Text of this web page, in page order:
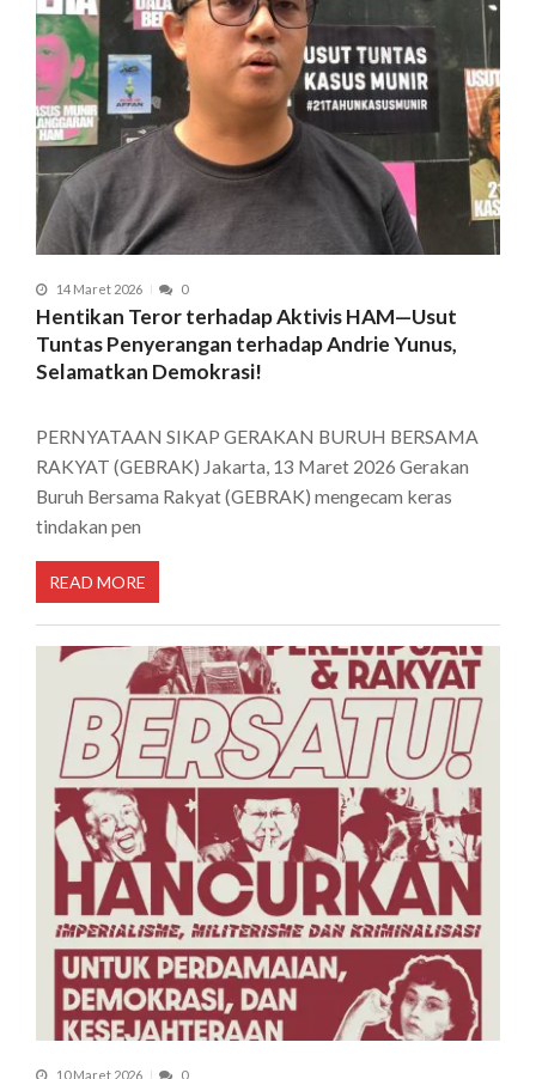
14 Maret 2026 0
Hentikan Teror terhadap Aktivis HAM—Usut
Tuntas Penyerangan terhadap Andrie Yunus,
Selamatkan Demokrasi!
PERNYATAAN SIKAP GERAKAN BURUH BERSAMA
RAKYAT (GEBRAK) Jakarta, 13 Maret 2026 Gerakan
Buruh Bersama Rakyat (GEBRAK) mengecam keras
tindakan pen
READ MORE
10 Maret 2026 0